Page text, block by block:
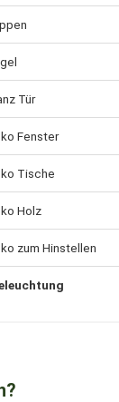
Tür
Fenster
Tische
Holz
zum Hinstellen